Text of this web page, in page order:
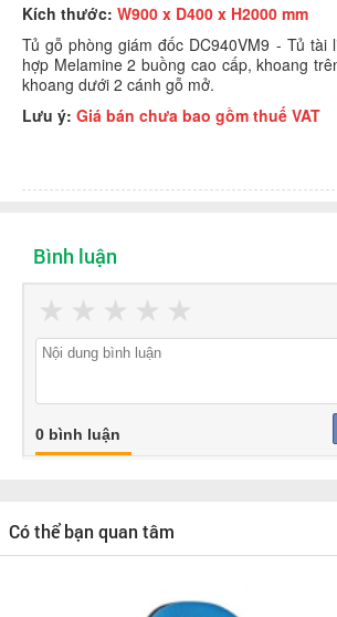
Kích thước: W900 x D400 x H2000 mm
Tủ gỗ phòng giám đốc DC940VM9 - Tủ tài
hợp Melamine 2 buồng cao cấp, khoang
khoang dưới 2 cánh gỗ mở.
Lưu ý: Giá bán chưa bao gồm thuế VAT
Bình luận
★
★
★
★
★
0 bình luận
Có thể bạn quan tâm